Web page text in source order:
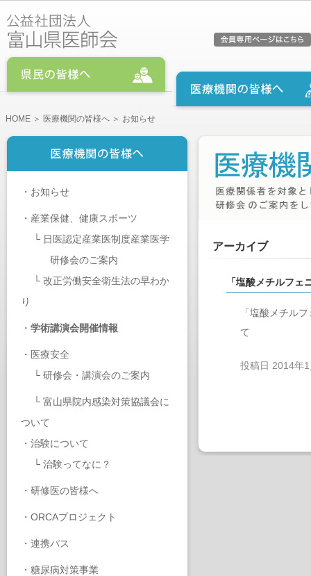
HOME ＞ 医療機関の皆様へ ＞ お知らせ
・ お知らせ
・ 産業保健、健康スポーツ
└ 日医認定産業医制度産業医学
研修会のご案内
└ 改正労働安全衛生法の早わか
り
・ 学術講演会開催情報
・ 医療安全
└ 研修会・講演会のご案内
└ 富山県院内感染対策協議会に
ついて
・ 治験について
└ 治験ってなに？
・ 研修医の皆様へ
・ ORCAプロジェクト
・ 連携パス
・ 糖尿病対策事業
アーカイブ
「塩酸メチルフ
「塩酸メチル
て
投稿日 2014年